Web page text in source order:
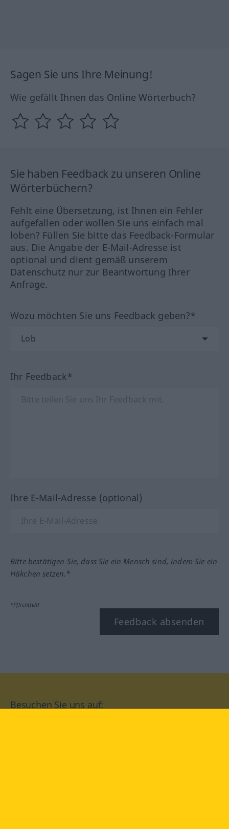
Sagen Sie uns Ihre Meinung!
Wie gefällt Ihnen das Online Wörterbuch?
Sie haben Feedback zu unseren Online
Wörterbüchern?
Fehlt eine Übersetzung, ist Ihnen ein Fehler
aufgefallen oder wollen Sie uns einfach mal
loben? Füllen Sie bitte das Feedback-Formular
aus. Die Angabe der E-Mail-Adresse ist
optional und dient gemäß unserem
Datenschutz nur zur Beantwortung Ihrer
Anfrage.
Wozu möchten Sie uns Feedback geben?*
Ihr Feedback*
Ihre E-Mail-Adresse (optional)
Bitte bestätigen Sie, dass Sie ein Mensch sind, indem Sie ein
Häkchen setzen.*
*Pflichtfeld
Feedback absenden
Besuchen Sie uns auf: